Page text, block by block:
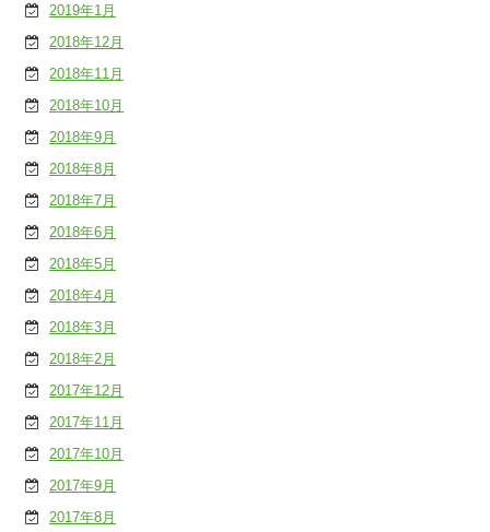
2019年1月
2018年12月
2018年11月
2018年10月
2018年9月
2018年8月
2018年7月
2018年6月
2018年5月
2018年4月
2018年3月
2018年2月
2017年12月
2017年11月
2017年10月
2017年9月
2017年8月